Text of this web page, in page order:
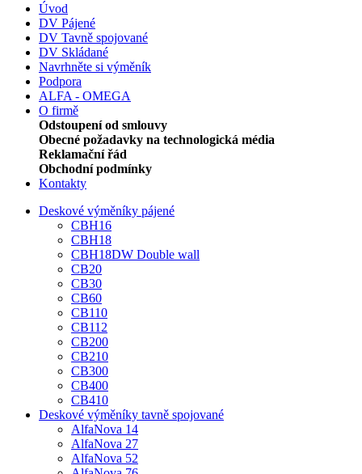
Úvod
DV Pájené
DV Tavně spojované
DV Skládané
Navrhněte si výměník
Podpora
ALFA - OMEGA
O firmě
Odstoupení od smlouvy
Obecné požadavky na technologická média
Reklamační řád
Obchodní podmínky
Kontakty
Deskové výměníky pájené
CBH16
CBH18
CBH18DW Double wall
CB20
CB30
CB60
CB110
CB112
CB200
CB210
CB300
CB400
CB410
Deskové výměníky tavně spojované
AlfaNova 14
AlfaNova 27
AlfaNova 52